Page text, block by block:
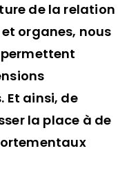
de la relation
organes, nous
permettent
Et ainsi, de
la place à de